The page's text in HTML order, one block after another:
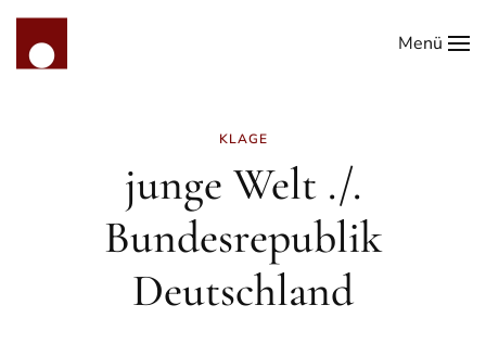
Zum Hauptinhalt springen
Menü
KLAGE
junge Welt ./.
Bundesrepublik
Deutschland